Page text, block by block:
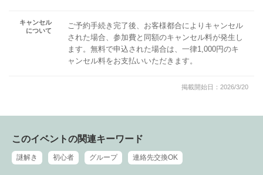
キャンセル
について
ご予約手続き完了後、お客様都合によりキャンセル
された場合、参加費と同額のキャンセル料が発生し
ます。無料で申込された場合は、一律1,000円のキ
ャンセル料をお支払いいただきます。
掲載開始日：2026/3/20
このイベントの関連キーワード
謎解き 初心者 グループ 連絡先交換OK